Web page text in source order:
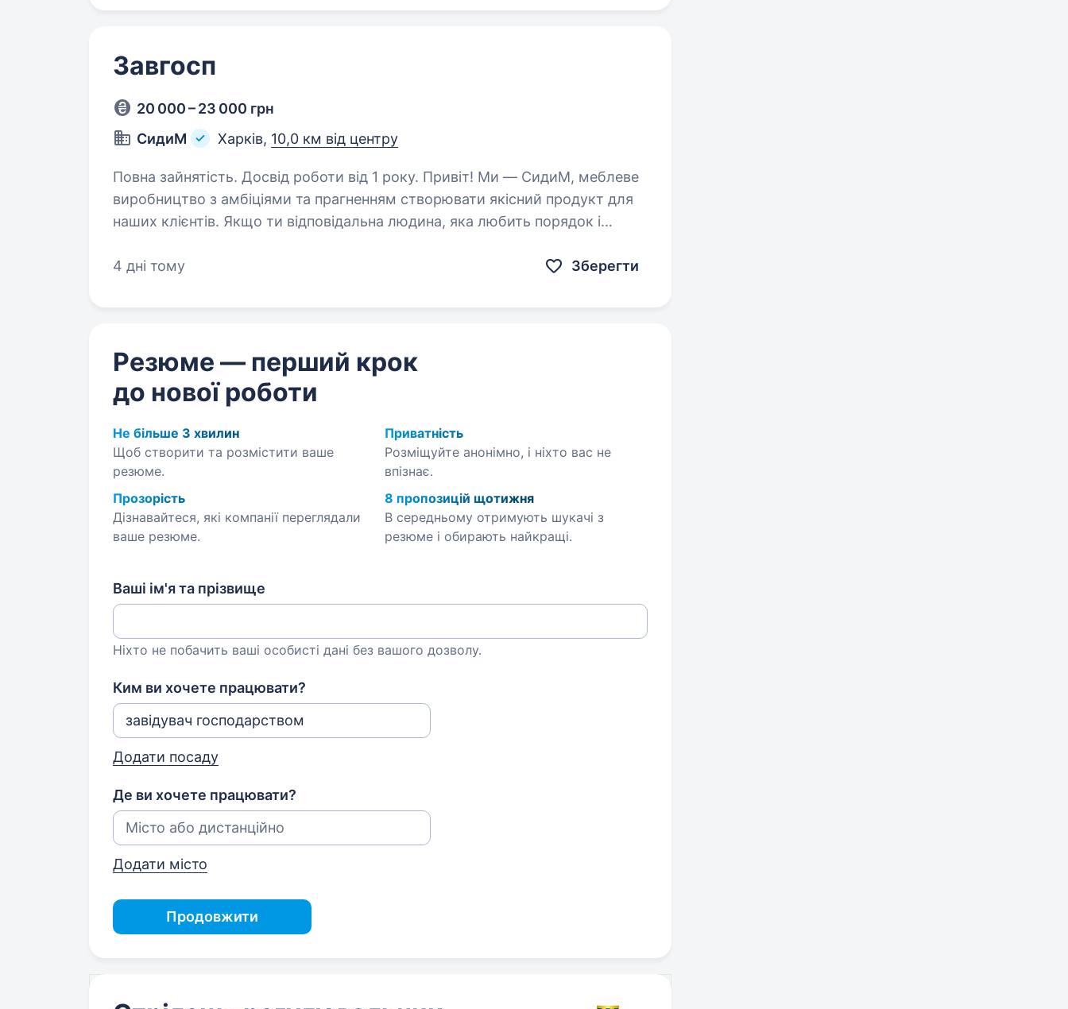
Завгосп
20 000 – 23 000 грн
СидиМ
Харків, 10,0 км від центру
Повна зайнятість. Досвід роботи від 1 року. Привіт! Ми — СидиМ, меблеве
виробництво з амбіціями та прагненням створювати якісний продукт для
наших клієнтів. Якщо ти відповідальна людина, яка любить порядок і
4 дні тому
Зберегти
Резюме — перший крок
до нової роботи
Не більше 3 хвилин
Щоб створити та розмістити ваше
резюме.
Приватність
Розміщуйте анонімно, і ніхто вас не
впізнає.
Прозорість
Дізнавайтеся, які компанії переглядали
ваше резюме.
8 пропозицій щотижня
В середньому отримують шукачі з
резюме і обирають найкращі.
Ваші ім'я та прізвище
Ніхто не побачить ваші особисті дані без вашого дозволу.
Ким ви хочете працювати?
Додати посаду
Де ви хочете працювати?
Додати місто
Продовжити